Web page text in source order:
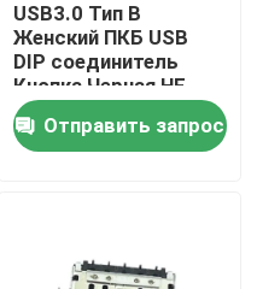
USB3.0 Тип B
Женский ПКБ USB
DIP соединитель
Кнопка Черная HF
180 градусов Форма
T
Отправить запрос